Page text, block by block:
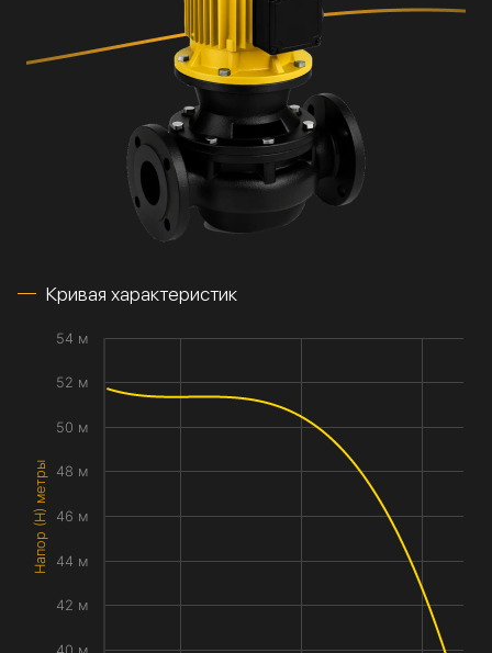
Кривая характеристик
Напор (H) метры
42 м
44 м
46 м
48 м
50 м
52 м
54 м